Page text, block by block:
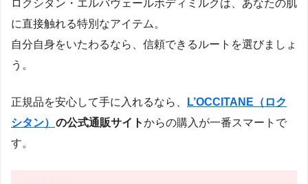
ロクシタン・エルバヴェールボディミルクは、あなたの肌
に直接触れる特別なアイテム。
自分自身をいたわるなら、信頼できるルートを選びましょ
う。
正規品を安心して手に入れるなら、
L’OCCITANE（ロク
シタン） の公式通販サイトからの購入が一番スマートで
す。